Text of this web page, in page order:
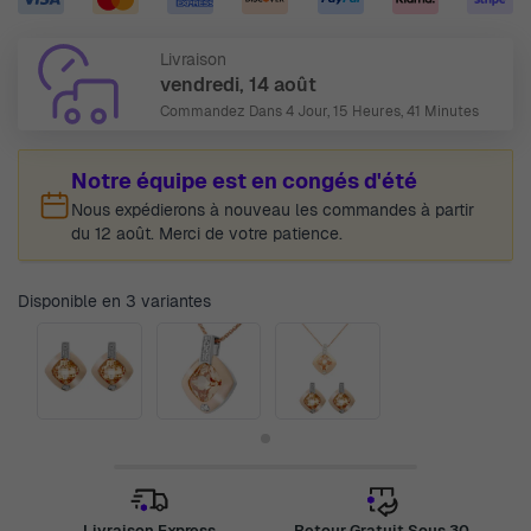
Livraison
vendredi, 14 août
Commandez Dans4 Jour, 15 Heures, 41 Minutes
Notre équipe est en congés d'été
Nous expédierons à nouveau les commandes à partir
du 12 août. Merci de votre patience.
Disponible en 3 variantes